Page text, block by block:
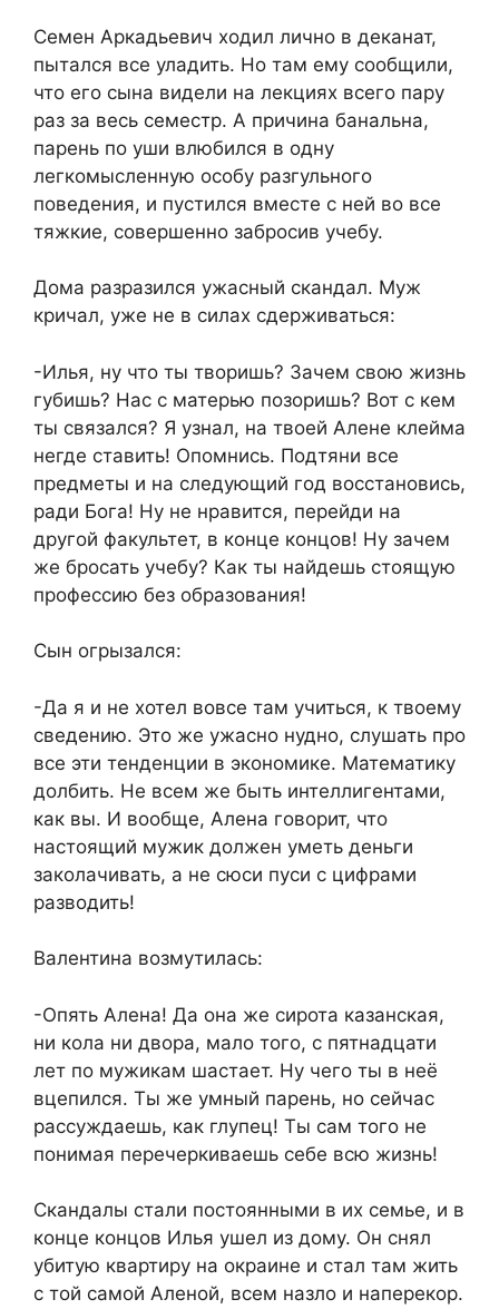
Семен Аркадьевич ходил лично в деканат,
пытался все уладить. Но там ему сообщили,
что его сына видели на лекциях всего пару
раз за весь семестр. А причина банальна,
парень по уши влюбился в одну
легкомысленную особу разгульного
поведения, и пустился вместе с ней во все
тяжкие, совершенно забросив учебу.
Дома разразился ужасный скандал. Муж
кричал, уже не в силах сдерживаться:
-Илья, ну что ты творишь? Зачем свою жизнь
губишь? Нас с матерью позоришь? Вот с кем
ты связался? Я узнал, на твоей Алене клейма
негде ставить! Опомнись. Подтяни все
предметы и на следующий год восстановись,
ради Бога! Ну не нравится, перейди на
другой факультет, в конце концов! Ну зачем
же бросать учебу? Как ты найдешь стоящую
профессию без образования!
Сын огрызался:
-Да я и не хотел вовсе там учиться, к твоему
сведению. Это же ужасно нудно, слушать про
все эти тенденции в экономике. Математику
долбить. Не всем же быть интеллигентами,
как вы. И вообще, Алена говорит, что
настоящий мужик должен уметь деньги
заколачивать, а не сюси пуси с цифрами
разводить!
Валентина возмутилась:
-Опять Алена! Да она же сирота казанская,
ни кола ни двора, мало того, с пятнадцати
лет по мужикам шастает. Ну чего ты в неё
вцепился. Ты же умный парень, но сейчас
рассуждаешь, как глупец! Ты сам того не
понимая перечеркиваешь себе всю жизнь!
Скандалы стали постоянными в их семье, и в
конце концов Илья ушел из дому. Он снял
убитую квартиру на окраине и стал там жить
с той самой Аленой, всем назло и наперекор.